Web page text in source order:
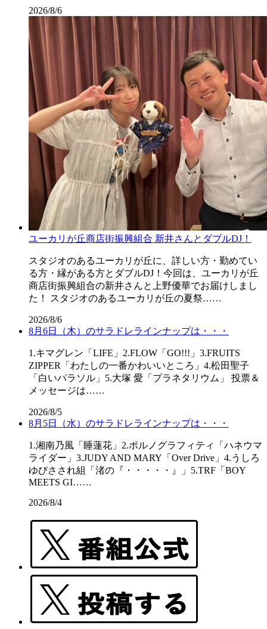
2026/8/6
ユーカリが丘商店街振興組合 新井さんとダブルDJ！
スタジオのあるユーカリが丘に、詳しい方・勤めてい
る方・縁がある方とダブルDJ！今回は、ユーカリが丘
商店街振興組合の新井さんと上野優華でお届けしまし
た！ スタジオのあるユーカリが丘の夏祭……
2026/8/6
8月6日（木）のサラドレラインナップは・・・
1.キマグレン「LIFE」2.FLOW「GO!!!」3.FRUITS
ZIPPER「わたしの一番かわいいところ」4.松田聖子
「白いパラソル」5.大塚 愛「プラネタリウム」 投票＆
メッセージは……
2026/8/5
8月5日（水）のサラドレラインナップは・・・
1.湘南乃風「睡蓮花」2.ポルノグラフィティ「ハネウマ
ライダー」3.JUDY AND MARY「Over Drive」4.うしろ
ゆびさされ組「渚の『・・・・・』」5.TRF「BOY
MEETS GI……
2026/8/4